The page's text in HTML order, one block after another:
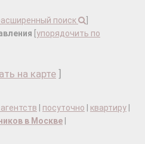
поиск
упорядочить по
на карте
посуточно квартиру
в Москве